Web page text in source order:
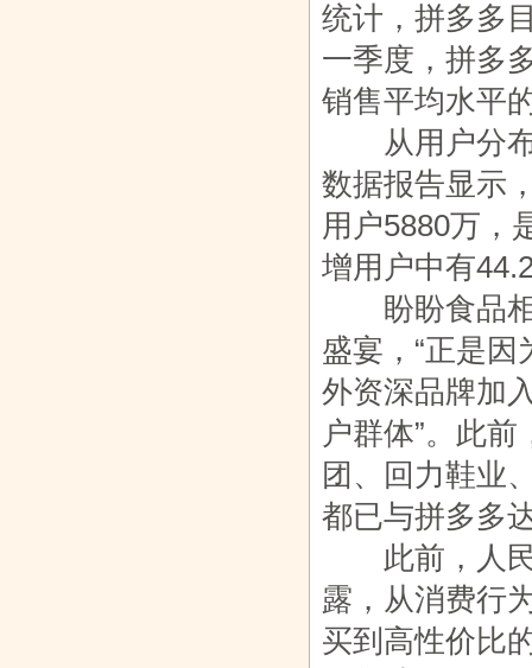
统计，拼多多
一季度，拼多
销售平均水平
从用户分布
数据报告显示
用户5880万，
增用户中有
盼盼食品相
盛宴，“正是
外资深品牌加
户群体”。此
团、回力鞋业
都已与拼多多
此前，人民
露，从消费行
买到高性价比